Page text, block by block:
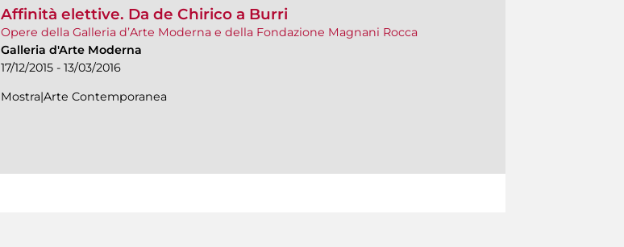
Affinità elettive. Da de Chirico a Burri
Opere della Galleria d’Arte Moderna e della Fondazione Magnani Rocca
Galleria d'Arte Moderna
17/12/2015 - 13/03/2016
Mostra|Arte Contemporanea